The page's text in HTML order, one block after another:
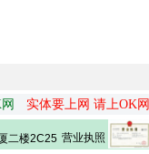
实体要上网 请上OK网
二楼2C25 营业执照